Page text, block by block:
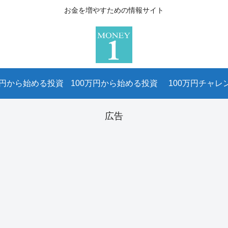
お金を増やすための情報サイト
から始める投資 100万円から始める投資 100万円チャレ
広告